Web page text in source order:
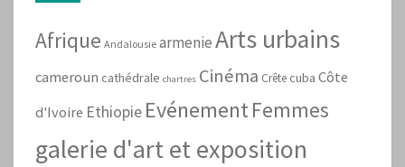
Afrique Andalousie armenieArts urbains
cameroun cathédrale chartres Cinéma Crêtecuba Côte
d'Ivoire Ethiopie EvénementFemmes
galerie d'art et exposition